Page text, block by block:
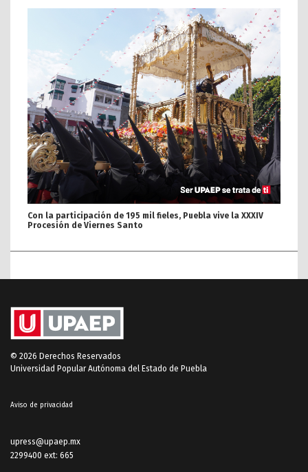
Con la participación de 195 mil fieles, Puebla vive la XXXIV
Procesión de Viernes Santo
© 2026 Derechos Reservados
Universidad Popular Autónoma del Estado de Puebla
Aviso de privacidad
upress@upaep.mx
2299400 ext: 665